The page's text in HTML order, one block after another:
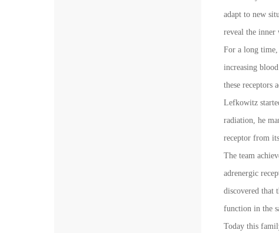
adapt to new
reveal the inner
For a long time,
increasing
these receptors
Lefkowitz
radiation, he
receptor from
The team
adrenergic
discovered that
function in the
Today this